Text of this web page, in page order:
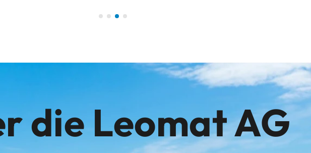
die Leomat AG